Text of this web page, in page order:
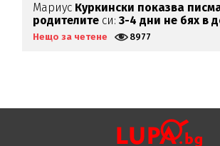
Мариус Куркински показва
родителите си:3-4 дни не бях в
като ги прочетох
Нещо за четене 8977